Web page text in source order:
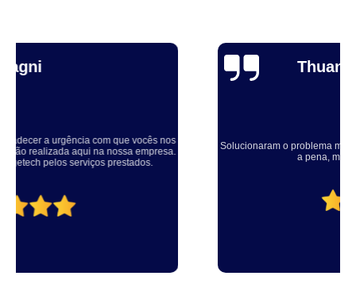
Solucionaram o problema muito rápido, equipe educada e atenciosa. Vale
a pena, meu equipamento ficou ótimo.